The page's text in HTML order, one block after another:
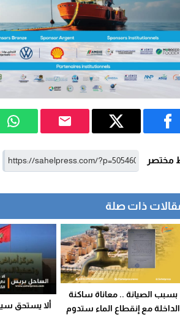
مختصر
ذات صلة
بسبب الصيانة .. معاناة ساكنة
الداخلة مع إنقطاع الماء ستدوم
ألا يستحق